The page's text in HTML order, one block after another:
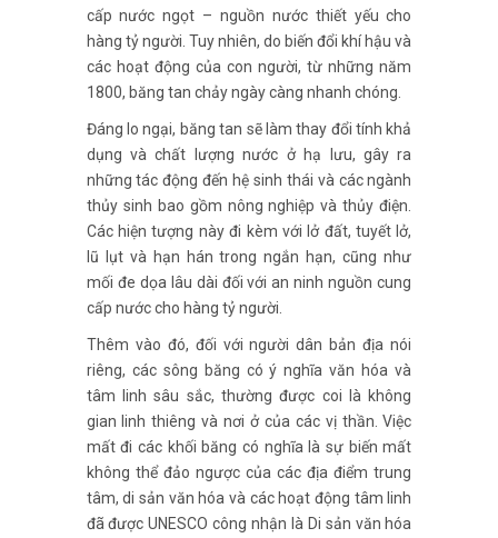
cấp nước ngọt – nguồn nước thiết yếu cho
hàng tỷ người. Tuy nhiên, do biến đổi khí hậu và
các hoạt động của con người, từ những năm
1800, băng tan chảy ngày càng nhanh chóng.
Đáng lo ngại, băng tan sẽ làm thay đổi tính khả
dụng và chất lượng nước ở hạ lưu, gây ra
những tác động đến hệ sinh thái và các ngành
thủy sinh bao gồm nông nghiệp và thủy điện.
Các hiện tượng này đi kèm với lở đất, tuyết lở,
lũ lụt và hạn hán trong ngắn hạn, cũng như
mối đe dọa lâu dài đối với an ninh nguồn cung
cấp nước cho hàng tỷ người.
Thêm vào đó, đối với người dân bản địa nói
riêng, các sông băng có ý nghĩa văn hóa và
tâm linh sâu sắc, thường được coi là không
gian linh thiêng và nơi ở của các vị thần. Việc
mất đi các khối băng có nghĩa là sự biến mất
không thể đảo ngược của các địa điểm trung
tâm, di sản văn hóa và các hoạt động tâm linh
đã được UNESCO công nhận là Di sản văn hóa